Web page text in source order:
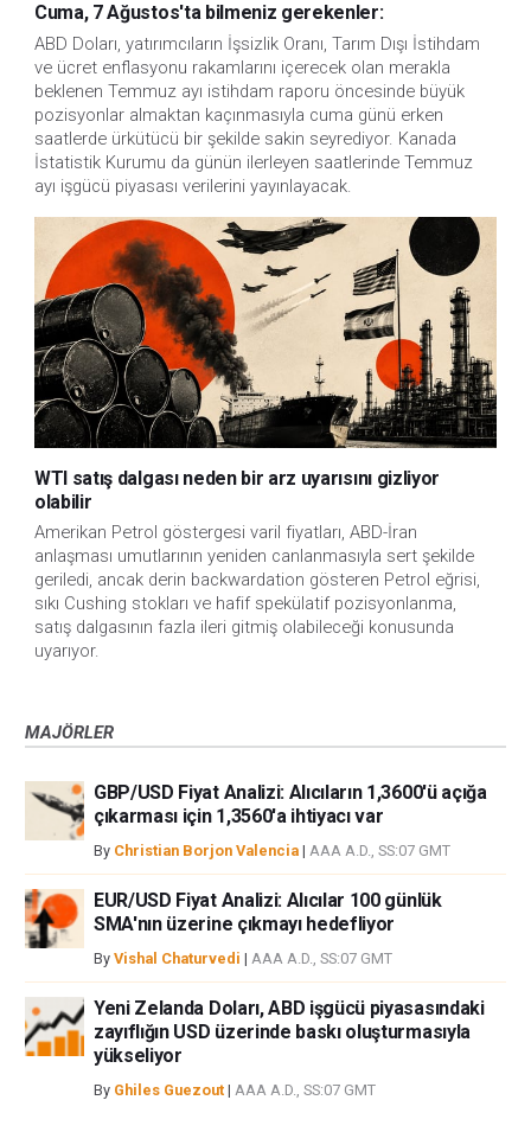
Cuma, 7 Ağustos'ta bilmeniz gerekenler:
ABD Doları, yatırımcıların İşsizlik Oranı, Tarım Dışı İstihdam
ve ücret enflasyonu rakamlarını içerecek olan merakla
beklenen Temmuz ayı istihdam raporu öncesinde büyük
pozisyonlar almaktan kaçınmasıyla cuma günü erken
saatlerde ürkütücü bir şekilde sakin seyrediyor. Kanada
İstatistik Kurumu da günün ilerleyen saatlerinde Temmuz
ayı işgücü piyasası verilerini yayınlayacak.
WTI satış dalgası neden bir arz uyarısını gizliyor
olabilir
Amerikan Petrol göstergesi varil fiyatları, ABD-İran
anlaşması umutlarının yeniden canlanmasıyla sert şekilde
geriledi, ancak derin backwardation gösteren Petrol eğrisi,
sıkı Cushing stokları ve hafif spekülatif pozisyonlanma,
satış dalgasının fazla ileri gitmiş olabileceği konusunda
uyarıyor.
MAJÖRLER
GBP/USD Fiyat Analizi: Alıcıların 1,3600'ü açığa
çıkarması için 1,3560'a ihtiyacı var
By Christian Borjon Valencia | AAA A.D., SS:07 GMT
EUR/USD Fiyat Analizi: Alıcılar 100 günlük
SMA'nın üzerine çıkmayı hedefliyor
By Vishal Chaturvedi | AAA A.D., SS:07 GMT
Yeni Zelanda Doları, ABD işgücü piyasasındaki
zayıflığın USD üzerinde baskı oluşturmasıyla
yükseliyor
By Ghiles Guezout | AAA A.D., SS:07 GMT